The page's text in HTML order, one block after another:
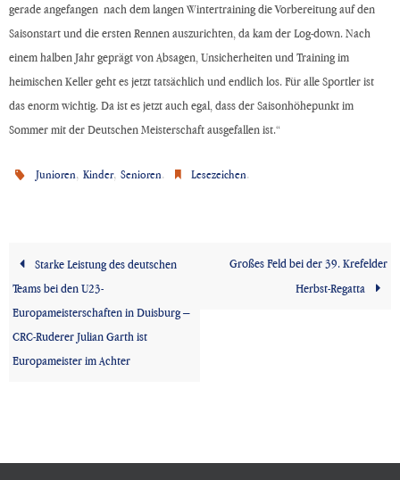
gerade angefangen nach dem langen Wintertraining die Vorbereitung auf den
Saisonstart und die ersten Rennen auszurichten, da kam der Log-down. Nach
einem halben Jahr geprägt von Absagen, Unsicherheiten und Training im
heimischen Keller geht es jetzt tatsächlich und endlich los. Für alle Sportler ist
das enorm wichtig. Da ist es jetzt auch egal, dass der Saisonhöhepunkt im
Sommer mit der Deutschen Meisterschaft ausgefallen ist.“
Junioren,Kinder,Senioren. Lesezeichen.
Starke Leistung des deutschen
Teams bei den U23-
Europameisterschaften in Duisburg –
CRC-Ruderer Julian Garth ist
Europameister im Achter
Großes Feld bei der 39. Krefelder
Herbst-Regatta